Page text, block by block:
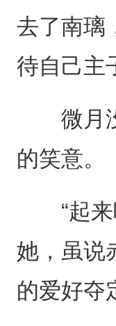
去了南璃
待自己主
微月没
的笑意。
“起来
她，虽说
的爱好夺